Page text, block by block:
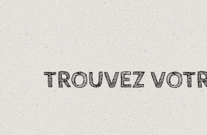
TROUVEZ